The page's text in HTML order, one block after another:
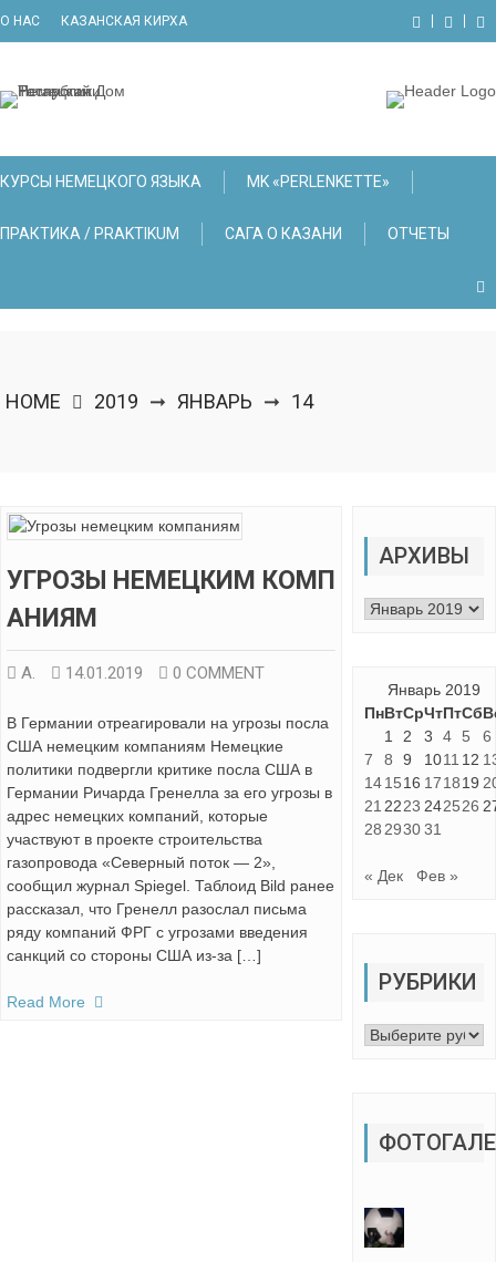
О НАС КАЗАНСКАЯ КИРХА
КУРСЫ НЕМЕЦКОГО ЯЗЫКА МK «PERLENKETTE»
ПРАКТИКА / PRAKTIKUM САГА О КАЗАНИ ОТЧЕТЫ
HOME 2019 ➞ ЯНВАРЬ ➞ 14
УГРОЗЫ НЕМЕЦКИМ КОМП
АНИЯМ
А. 14.01.2019 0 COMMENT
В Германии отреагировали на угрозы посла
США немецким компаниям Немецкие
политики подвергли критике посла США в
Германии Ричарда Гренелла за его угрозы в
адрес немецких компаний, которые
участвуют в проекте строительства
газопровода «Северный поток — 2»,
сообщил журнал Spiegel. Таблоид Bild ранее
рассказал, что Гренелл разослал письма
ряду компаний ФРГ с угрозами введения
санкций со стороны США из-за […]
Read More
АРХИВЫ
Архивы
Январь 2019
ПнВтСрЧтПтСб
1
2 3 4 5
6
7
8 9 1011 12
141516 171819
21 2223 242526
28 293031
« Дек Фев »
РУБРИКИ
Рубрики